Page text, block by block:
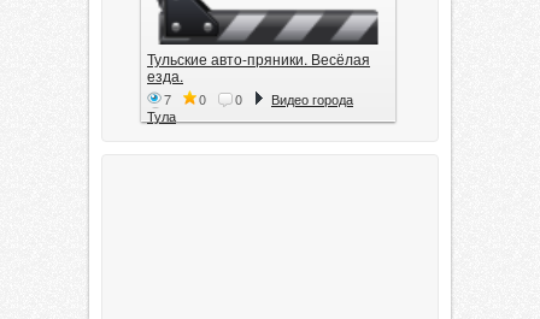
Тульские авто-пряники. Весёлая
езда.
7 0 0
Видео города
Тула